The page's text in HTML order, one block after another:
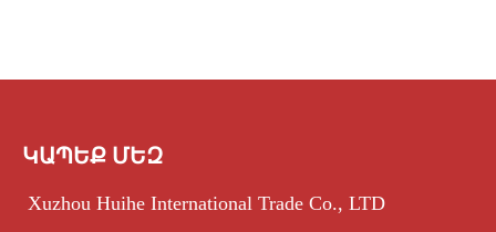
ԿԱՊԵՔ ՄԵԶ
Xuzhou Huihe International Trade Co., LTD